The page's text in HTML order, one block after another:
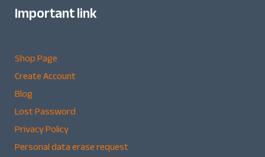
Important link
Shop Page
Create Account
Blog
Lost Password
Privacy Policy
Personal data erase request